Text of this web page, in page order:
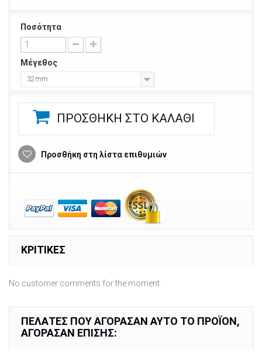
Ποσότητα
Μέγεθος
32mm
ΠΡΟΣΘΉΚΗ ΣΤΟ ΚΑΛΆΘΙ
Προσθήκη στη λίστα επιθυμιών
ΚΡΙΤΙΚΈΣ
No customer comments for the moment.
ΠΕΛΆΤΕΣ ΠΟΥ ΑΓΌΡΑΣΑΝ ΑΥΤΌ ΤΟ ΠΡΟΪΌΝ,
ΑΓΌΡΑΣΑΝ ΕΠΊΣΗΣ: